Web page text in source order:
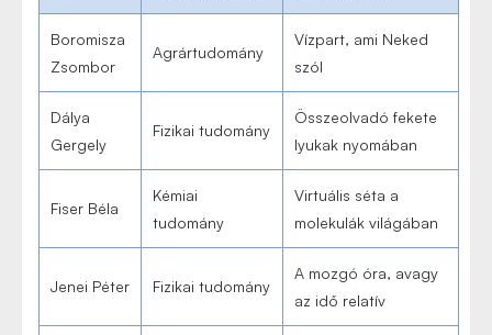
Boromisza
Zsombor
Agrártudomány
Vízpart, ami Neked
szól
Dálya
Gergely
Fizikai tudomány
Összeolvadó fekete
lyukak nyomában
Fiser Béla
Kémiai
tudomány
Virtuális séta a
molekulák világában
Jenei Péter Fizikai tudomány
A mozgó óra, avagy
az idő relatív